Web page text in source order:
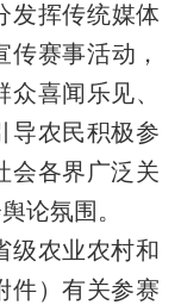
发挥传统媒体
传赛事活动 ，
众喜闻乐见、
导农民积极参
会各界广泛关
论氛围 。
级农业农村和
件）有关参赛